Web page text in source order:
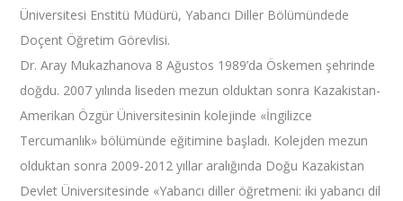
Üniversitesi Enstitü Müdürü, Yabancı Diller Bölümündede
Doçent Öğretim Görevlisi.
Dr. Aray Mukazhanova 8 Ağustos 1989’da Öskemen şehrinde
doğdu. 2007 yılında liseden mezun olduktan sonra Kazakistan-
Amerikan Özgür Üniversitesinin kolejinde «İngilizce
Tercumanlık» bölümünde eğitimine başladı. Kolejden mezun
olduktan sonra 2009-2012 yıllar aralığında Doğu Kazakistan
Devlet Üniversitesinde «Yabancı diller öğretmeni: iki yabancı dil